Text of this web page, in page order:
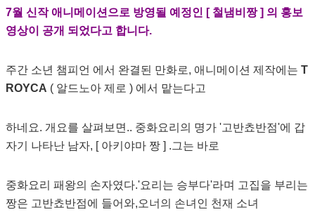
7월 신작 애니메이션으로 방영될 예정인 [ 철냄비짱 ] 의 홍보
영상이 공개 되었다고 합니다.
주간 소년 챔피언 에서 완결된 만화로, 애니메이션 제작에는 T
ROYCA ( 알드노아 제로 ) 에서 맡는다고
하네요. 개요를 살펴보면.. 중화요리의 명가 '고반쵸반점'에 갑
자기 나타난 남자, [ 아키야마 짱 ] .그는 바로
중화요리 패왕의 손자였다.'요리는 승부다'라며 고집을 부리는
짱은 고반쵸반점에 들어와,오너의 손녀인 천재 소녀